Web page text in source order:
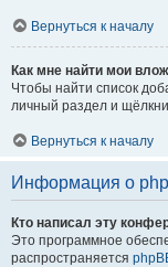
Вернуться к началу
Как мне найти мои
Чтобы найти список
личный раздел и
Вернуться к началу
Информация о
Кто написал эту
Это программное
распространяется